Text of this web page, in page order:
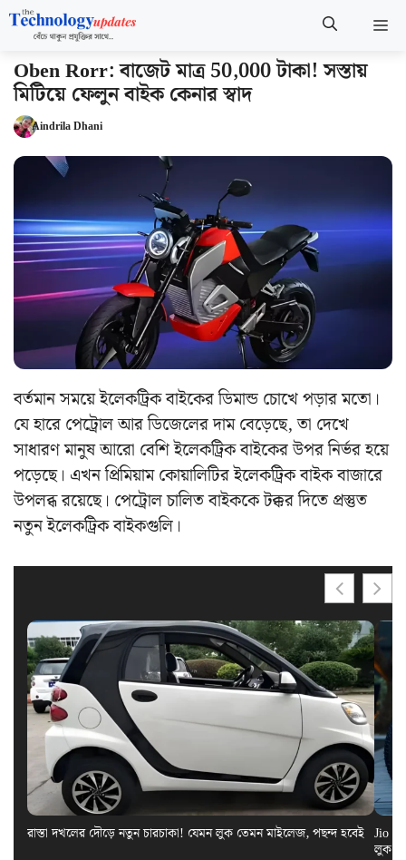
Skip
content
Oben Rorr: বাজেট মাত্র 50,000 টাকা! সস্তায়
মিটিয়ে ফেলুন বাইক কেনার স্বাদ
Aindrila Dhani
বর্তমান সময়ে ইলেকট্রিক বাইকের ডিমান্ড চোখে পড়ার মতো।
যে হারে পেট্রোল আর ডিজেলের দাম বেড়েছে, তা দেখে
সাধারণ মানুষ আরো বেশি ইলেকট্রিক বাইকের উপর নির্ভর হয়ে
পড়েছে। এখন প্রিমিয়াম কোয়ালিটির ইলেকট্রিক বাইক বাজারে
উপলব্ধ রয়েছে। পেট্রোল চালিত বাইককে টক্কর দিতে প্রস্তুত
নতুন ইলেকট্রিক বাইকগুলি।
রাস্তা দখলের দৌড়ে নতুন চারচাকা! যেমন লুক তেমন মাইলেজ, পছন্দ হবেই Jio
লুক